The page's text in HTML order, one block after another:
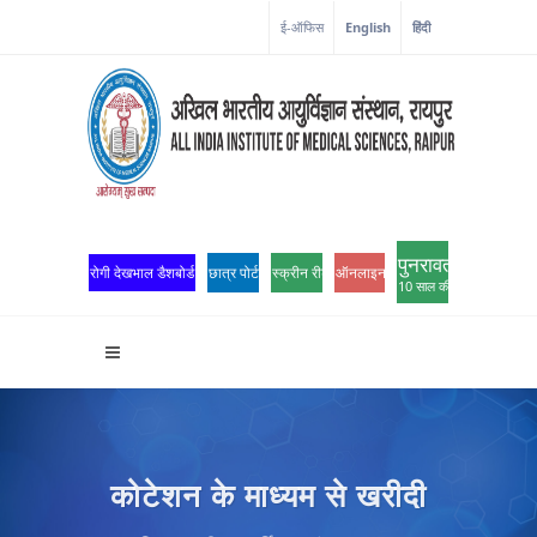
ई-ऑफिस English हिंदी
रोगी देखभाल डैशबोर्ड छात्र पोर्टल स्क्रीन रीडर एक्सेसऑनलाइन ओपीडी पंजीकरण
पुनरावर्तन
10 साल की उत्कृष्टता
कोटेशन के माध्यम से खरीदी